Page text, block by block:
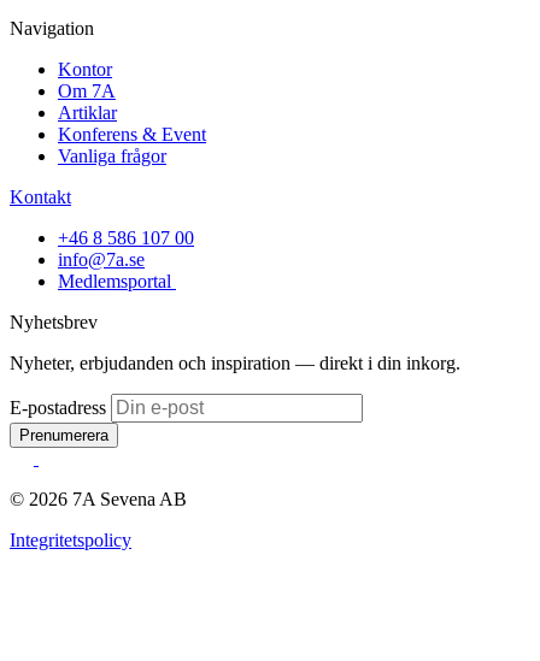
Navigation
Kontor
Om 7A
Artiklar
Konferens & Event
Vanliga frågor
Kontakt
+46 8 586 107 00
info@7a.se
Medlemsportal
Nyhetsbrev
Nyheter, erbjudanden och inspiration — direkt i din inkorg.
E-postadress
Prenumerera
© 2026 7A Sevena AB
Integritetspolicy